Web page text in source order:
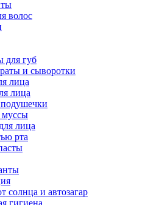
волос
для губ
и сыворотки
лица
лица
лица
рта
солнца и автозагар
гигиена